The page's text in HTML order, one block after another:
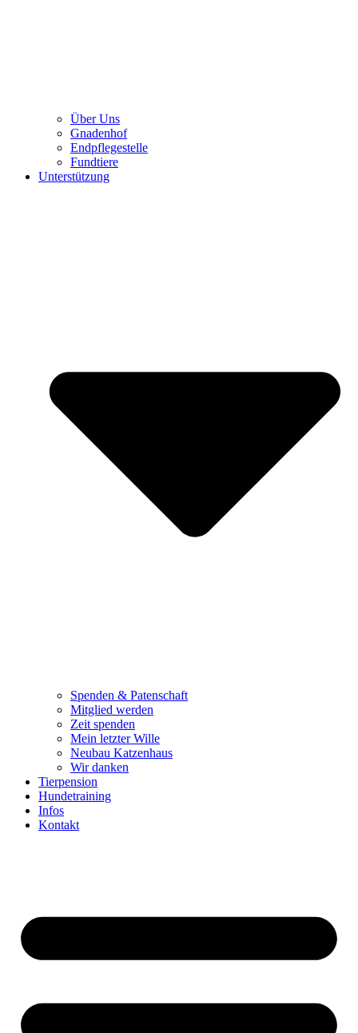
Über Uns
Gnadenhof
Endpflegestelle
Fundtiere
Unterstützung
Spenden & Patenschaft
Mitglied werden
Zeit spenden
Mein letzter Wille
Neubau Katzenhaus
Wir danken
Tierpension
Hundetraining
Infos
Kontakt